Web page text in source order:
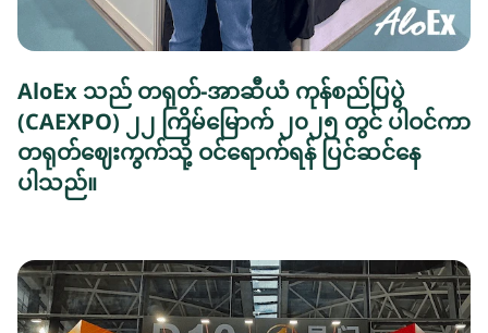
AloEx သည် တရုတ်-အာဆီယံ ကုန်စည်ပြပွဲ
(CAEXPO) ၂၂ ကြိမ်မြောက် ၂၀၂၅ တွင် ပါဝင်ကာ
တရုတ်ဈေးကွက်သို့ ဝင်ရောက်ရန် ပြင်ဆင်နေ
ပါသည်။